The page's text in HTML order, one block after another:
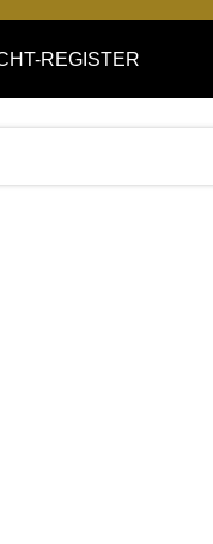
REGISTER